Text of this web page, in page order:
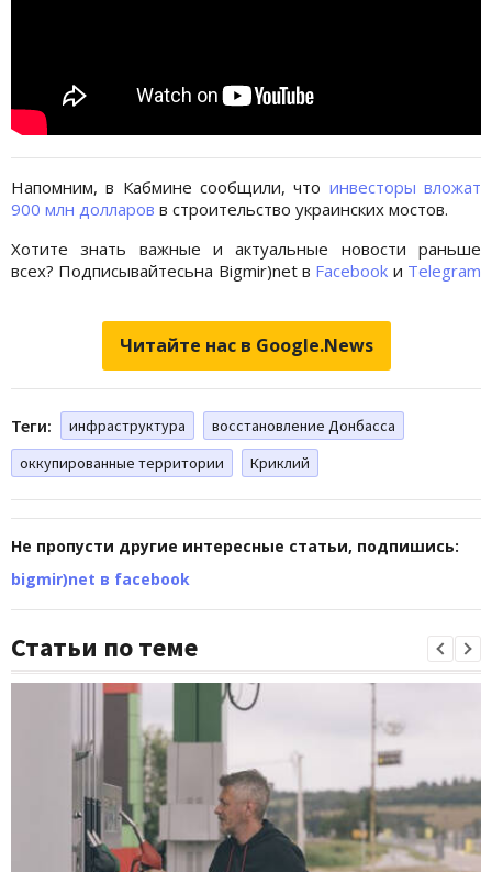
Напомним, в Кабмине сообщили, что инвесторы вложат
900 млн долларов в строительство украинских мостов.
Хотите знать важные и актуальные новости раньше
всех? Подписывайтесьна Bigmir)net в Facebook и Telegram
Читайте нас в Google.News
Теги: инфраструктура
восстановление Донбасса
оккупированные территории
Криклий
Не пропусти другие интересные статьи, подпишись:
bigmir)net в facebook
Статьи по теме